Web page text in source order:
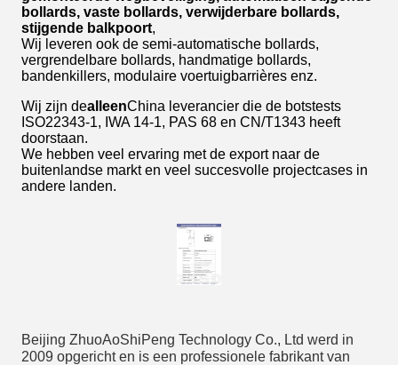
bollards, vaste bollards, verwijderbare bollards,
stijgende balkpoort,
Wij leveren ook de semi-automatische bollards,
vergrendelbare bollards, handmatige bollards,
bandenkillers, modulaire voertuigbarrières enz.
Wij zijn dealleenChina leverancier die de botstests
ISO22343-1, IWA 14-1, PAS 68 en CN/T1343 heeft
doorstaan.
We hebben veel ervaring met de export naar de
buitenlandse markt en veel succesvolle projectcases in
andere landen.
Beijing ZhuoAoShiPeng Technology Co., Ltd werd in
2009 opgericht en is een professionele fabrikant van